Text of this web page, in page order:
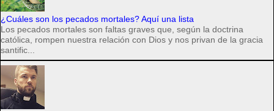
¿Cuáles son los pecados mortales? Aquí una lista
Los pecados mortales son faltas graves que, según la doctrina
católica, rompen nuestra relación con Dios y nos privan de la gracia
santific...